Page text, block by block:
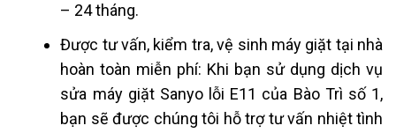
– 24 tháng.
Được tư vấn, kiểm tra, vệ sinh máy giặt tại nhà
hoàn toàn miễn phí: Khi bạn sử dụng dịch vụ
sửa máy giặt Sanyo lỗi E11 của Bào Trì số 1,
bạn sẽ được chúng tôi hỗ trợ tư vấn nhiệt tình